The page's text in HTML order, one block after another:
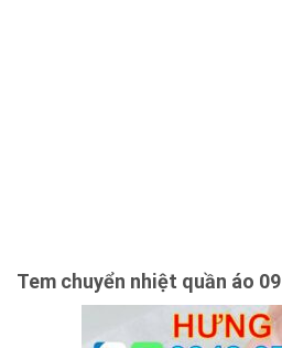
Tem chuyển nhiệt quần áo 09